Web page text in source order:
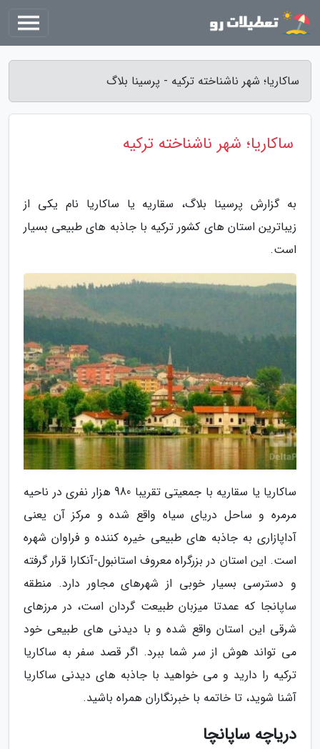
ساکاریا؛ شهر ناشناخته ترکیه - پرسینا بلاگ
ساکاریا؛ شهر ناشناخته ترکیه
به گزارش پرسینا بلاگ، سقاریه یا ساکاریا نام یکی از
زیباترین استان های کشور ترکیه با جاذبه های طبیعی بسیار
است.
ساکاریا یا سقاریه با جمعیتی تقریبا 980 هزار نفری در ناحیه
مرمره و ساحل دریای سیاه واقع شده و مرکز آن یعنی
آداپازاری به جاذبه های طبیعی خیره کننده و فراوان شهره
است. این استان در بزرگراه معروف استانبول-آنکارا قرار گرفته
و دسترسی بسیار خوبی از شهرهای مجاور دارد. منطقه
ساپانجا که عمدتا میزبان طبیعت گردان است، در مرزهای
شرقی این استان واقع شده و با دیدنی های طبیعی خود
می تواند هوش از سر شما ببرد. اگر قصد سفر به ساکاریا
ترکیه را دارید و می خواهید با جاذبه های دیدنی ساکاریا
آشنا شوید، تا خاتمه با خبرنگاران همراه باشید.
دریاچه ساپانچا